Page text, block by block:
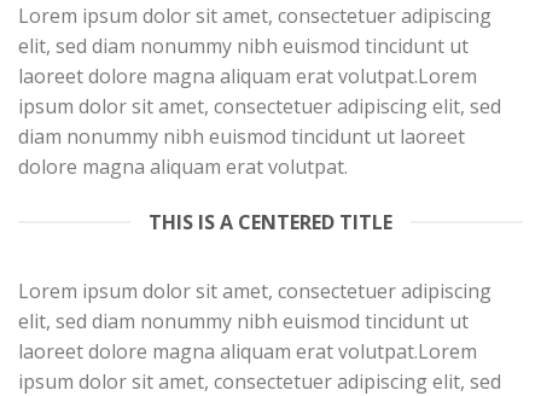
Lorem ipsum dolor sit amet, consectetuer adipiscing
elit, sed diam nonummy nibh euismod tincidunt ut
laoreet dolore magna aliquam erat volutpat.Lorem
ipsum dolor sit amet, consectetuer adipiscing elit, sed
diam nonummy nibh euismod tincidunt ut laoreet
dolore magna aliquam erat volutpat.
THIS IS A CENTERED TITLE
Lorem ipsum dolor sit amet, consectetuer adipiscing
elit, sed diam nonummy nibh euismod tincidunt ut
laoreet dolore magna aliquam erat volutpat.Lorem
ipsum dolor sit amet, consectetuer adipiscing elit, sed